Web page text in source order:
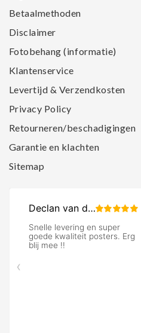
Betaalmethoden
Disclaimer
Fotobehang (informatie)
Klantenservice
Levertijd & Verzendkosten
Privacy Policy
Retourneren/beschadigingen
Garantie en klachten
Sitemap